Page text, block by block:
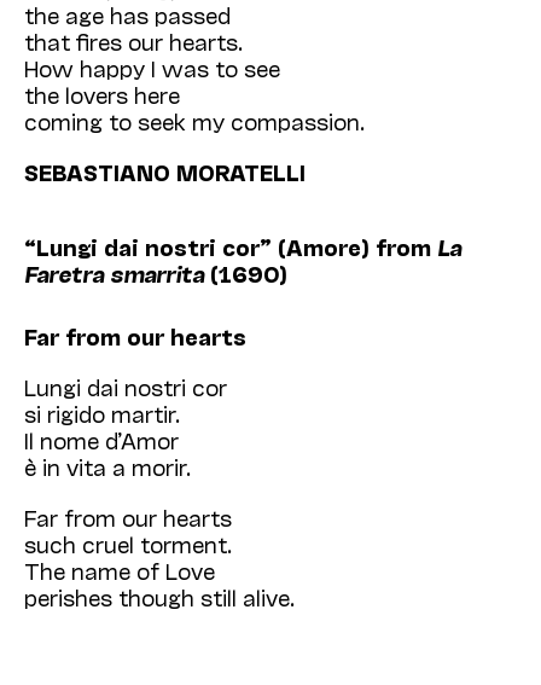
the age has passed
that fires our hearts.
How happy I was to see
the lovers here
coming to seek my compassion.
SEBASTIANO MORATELLI
“Lungi dai nostri cor” (Amore) from La
Faretra smarrita (1690)
Far from our hearts
Lungi dai nostri cor
si rigido martir.
Il nome d’Amor
è in vita a morir.
Far from our hearts
such cruel torment.
The name of Love
perishes though still alive.